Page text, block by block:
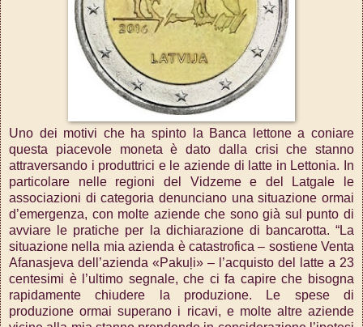
Uno dei motivi che ha spinto la Banca lettone a coniare
questa piacevole moneta è dato dalla crisi che stanno
attraversando i produttrici e le aziende di latte in Lettonia. In
particolare nelle regioni del Vidzeme e del Latgale le
associazioni di categoria denunciano una situazione ormai
d’emergenza, con molte aziende che sono già sul punto di
avviare le pratiche per la dichiarazione di bancarotta. “La
situazione nella mia azienda è catastrofica – sostiene Venta
Afanasjeva dell’azienda «Pakuļi» – l’acquisto del latte a 23
centesimi è l’ultimo segnale, che ci fa capire che bisogna
rapidamente chiudere la produzione. Le spese di
produzione ormai superano i ricavi, e molte altre aziende